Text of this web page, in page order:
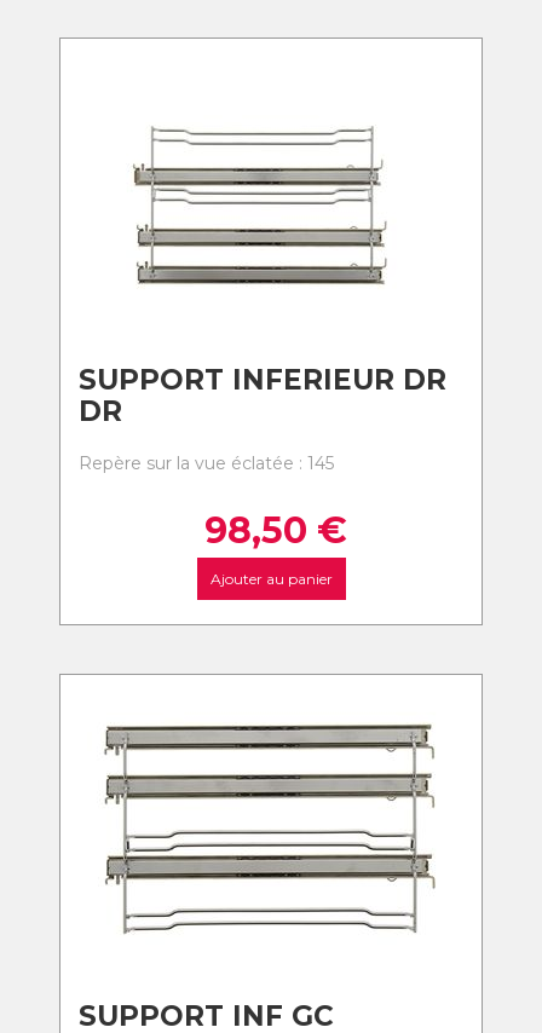
SUPPORT INFERIEUR DR
DR
Repère sur la vue éclatée : 145
98,50 €
Ajouter au panier
SUPPORT INF GC